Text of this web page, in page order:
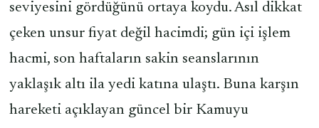
seviyesini gördüğünü ortaya koydu. Asıl dikkat
çeken unsur fiyat değil hacimdi; gün içi işlem
hacmi, son haftaların sakin seanslarının
yaklaşık altı ila yedi katına ulaştı. Buna karşın
hareketi açıklayan güncel bir Kamuyu